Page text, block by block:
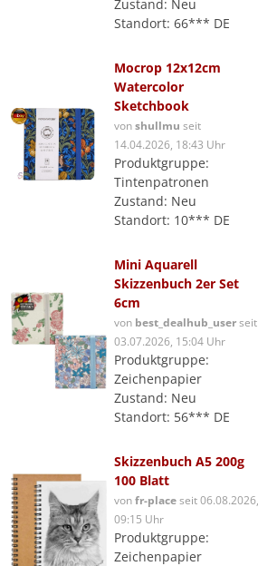
Zustand: Neu
Standort: 66*** DE
Mocrop 12x12cm
Watercolor
Sketchbook
vonshullmu seit
14.04.2026, 18:43 Uhr
Produktgruppe:
Tintenpatronen
Zustand: Neu
Standort: 10*** DE
Mini Aquarell
Skizzenbuch 2er Set
6cm
von best_dealhub_userseit
03.07.2026, 15:04 Uhr
Produktgruppe:
Zeichenpapier
Zustand: Neu
Standort: 56*** DE
Skizzenbuch A5 200g
100 Blatt
vonfr-placeseit 06.08.2026,
09:15 Uhr
Produktgruppe:
Zeichenpapier